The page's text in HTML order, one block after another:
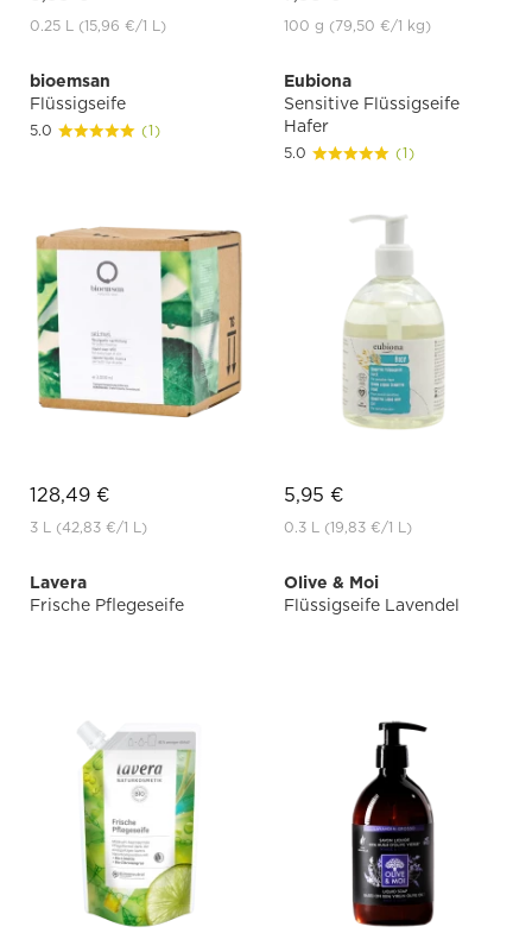
0.25 L (15,96 €/1 L) 100 g (79,50 €/1 kg)
bioemsan
Flüssigseife
5.0 (1)
128,49 €
3 L (42,83 €/1 L)
Eubiona
Sensitive Flüssigseife
Hafer
5.0 (1)
5,95 €
0.3 L (19,83 €/1 L)
Lavera
Frische Pflegeseife
Olive & Moi
Flüssigseife Lavendel